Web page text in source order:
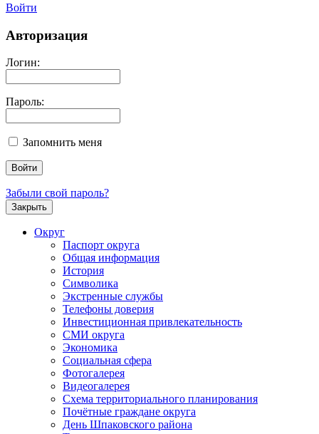
Войти
Авторизация
Логин:
Пароль:
Запомнить меня
Забыли свой пароль?
Закрыть
Округ
Паспорт округа
Общая информация
История
Символика
Экстренные службы
Телефоны доверия
Инвестиционная привлекательность
СМИ округа
Экономика
Социальная сфера
Фотогалерея
Видеогалерея
Схема территориального планирования
Почётные граждане округа
День Шпаковского района